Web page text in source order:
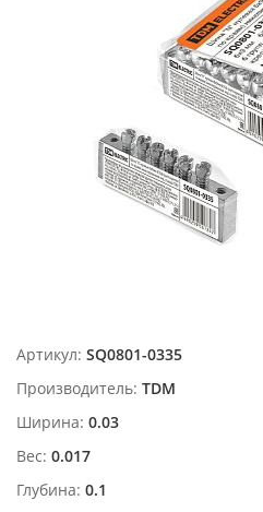
Артикул: SQ0801-0335
Производитель: TDM
Ширина: 0.03
Вес: 0.017
Глубина: 0.1